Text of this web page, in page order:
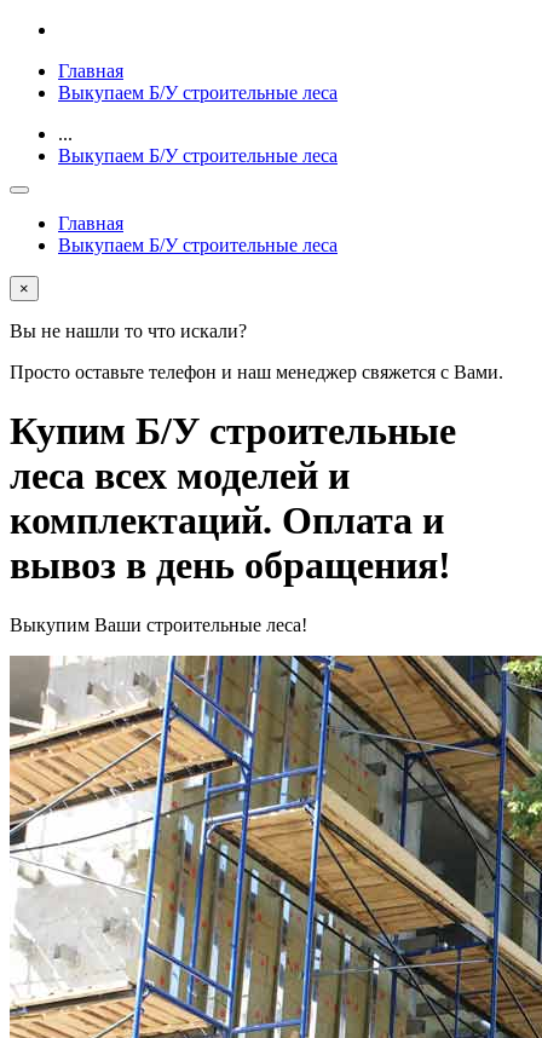
Главная
Выкупаем Б/У строительные леса
...
Выкупаем Б/У строительные леса
Главная
Выкупаем Б/У строительные леса
×
Вы не нашли то что искали?
Просто оставьте телефон и наш менеджер свяжется с Вами.
Купим Б/У строительные
леса всех моделей и
комплектаций. Оплата и
вывоз в день обращения!
Выкупим Ваши строительные леса!